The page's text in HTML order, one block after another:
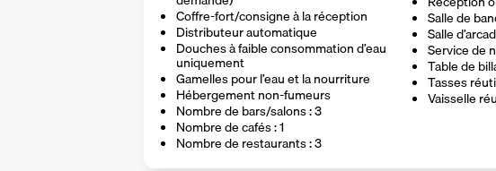
Coffre-fort/consigne à la réception
Distributeur automatique
Douches à faible consommation d’eau
uniquement
Gamelles pour l’eau et la nourriture
Hébergement non-fumeurs
Nombre de bars/salons : 3
Nombre de cafés : 1
Nombre de restaurants : 3
Salle de
Salle
Service de
Table de
Tasses
Vaisselle